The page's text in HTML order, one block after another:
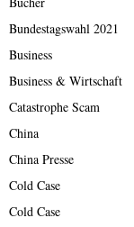
Bundestagswahl 2021
Business
Business & Wirtschaft
Catastrophe Scam
China
China Presse
Cold Case
Cold Case